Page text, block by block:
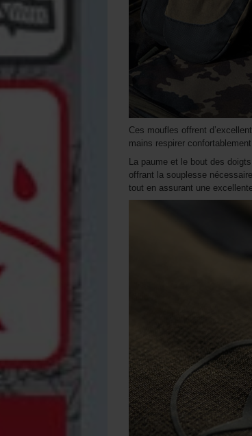
Ces moufles offrent
mains respirer
La paume et le bout des
offrant la souplesse
tout en assurant une